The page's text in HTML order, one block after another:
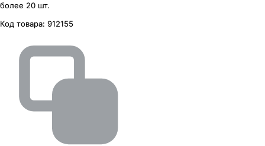
более 20 шт.
Код товара: 912155